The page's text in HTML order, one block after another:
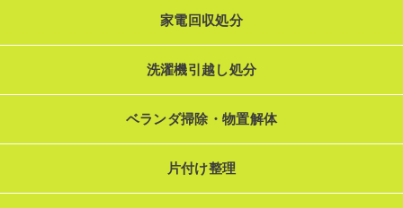
家電回収処分
洗濯機引越し処分
ベランダ掃除・物置解体
片付け整理